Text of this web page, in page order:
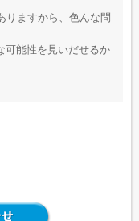
りますから、色んな問
可能性を見いだせるか